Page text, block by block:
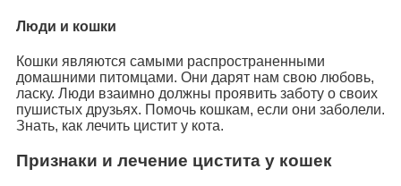
Люди и кошки
Кошки являются самыми распространенными
домашними питомцами. Они дарят нам свою любовь,
ласку. Люди взаимно должны проявить заботу о своих
пушистых друзьях. Помочь кошкам, если они заболели.
Знать, как лечить цистит у кота.
Признаки и лечение цистита у кошек